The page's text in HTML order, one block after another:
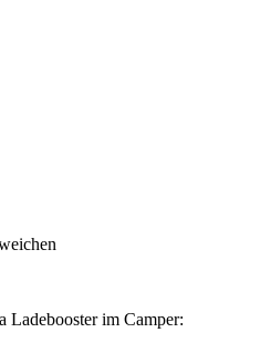
Ladebooster im Camper: